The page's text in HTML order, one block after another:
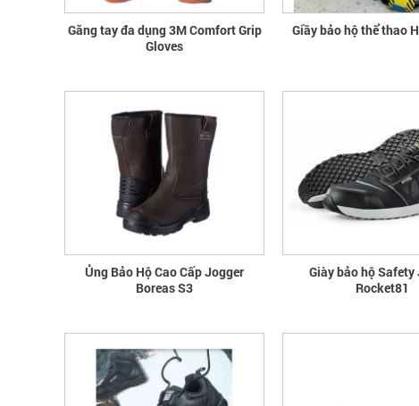
Găng tay đa dụng 3M Comfort Grip
Gloves
Giầy bảo hộ thể thao
Ủng Bảo Hộ Cao Cấp Jogger
Boreas S3
Giày bảo hộ Safety
Rocket81